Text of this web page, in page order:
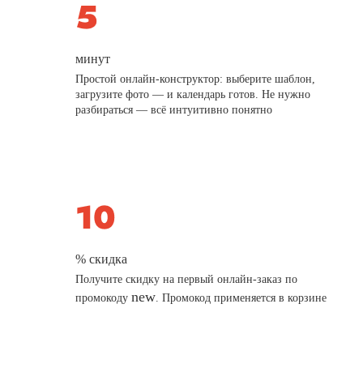
минут
Простой онлайн-конструктор: выберите шаблон,
загрузите фото — и календарь готов. Не нужно
разбираться — всё интуитивно понятно
% скидка
Получите скидку на первый онлайн-заказ по
промокодуnew. Промокод применяется в корзине